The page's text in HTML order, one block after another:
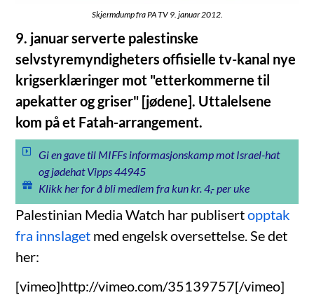
Skjermdump fra PA TV 9. januar 2012.
9. januar serverte palestinske
selvstyremyndigheters offisielle tv-kanal nye
krigserklæringer mot "etterkommerne til
apekatter og griser" [jødene]. Uttalelsene
kom på et Fatah-arrangement.
Gi en gave til MIFFs informasjonskamp mot Israel-hat
og jødehat Vipps 44945
Klikk her for å bli medlem fra kun kr. 4,- per uke
Palestinian Media Watch har publisertopptak
fra innslaget med engelsk oversettelse. Se det
her:
[vimeo]http://vimeo.com/35139757[/vimeo]